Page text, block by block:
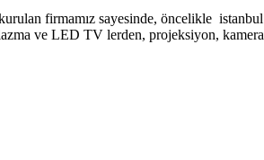
sayesinde, öncelikle istanbul
ve LED TV lerden, projeksiyon,